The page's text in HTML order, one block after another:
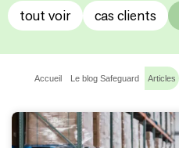
tout voir cas clients
Accueil Le blog Safeguard Articles